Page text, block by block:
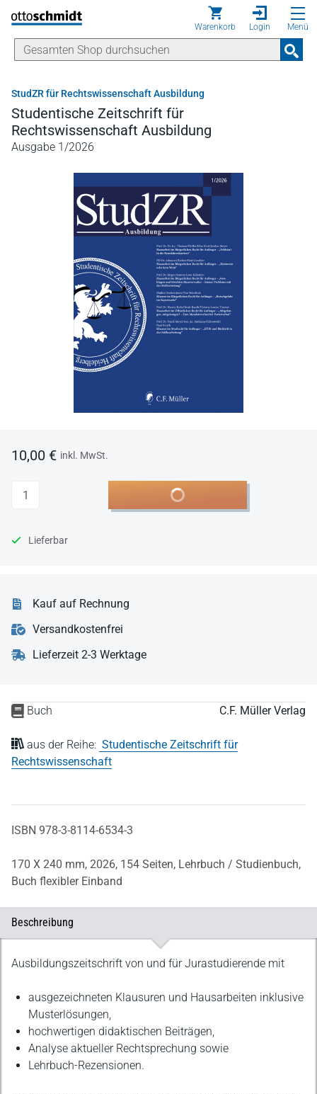
Direkt zum Inhalt
Warenkorb Login Menü
StudZR für Rechtswissenschaft Ausbildung
Studentische Zeitschrift für
Rechtswissenschaft Ausbildung
Ausgabe 1/2026
Buch C.F. Müller Verlag
aus der Reihe: Studentische Zeitschrift für
Rechtswissenschaft
ISBN 978-3-8114-6534-3
170 X 240 mm, 2026, 154 Seiten, Lehrbuch / Studienbuch,
Buch flexibler Einband
10,00 € inkl. MwSt.
Anzahl In den Warenkorb
Lieferbar
Kauf auf Rechnung
Versandkostenfrei
Lieferzeit 2-3 Werktage
Beschreibung
Beschreibung
Ausbildungszeitschrift von und für Jurastudierende mit
ausgezeichneten Klausuren und Hausarbeiten inklusive
Musterlösungen,
hochwertigen didaktischen Beiträgen,
Analyse aktueller Rechtsprechung sowie
Lehrbuch-Rezensionen.